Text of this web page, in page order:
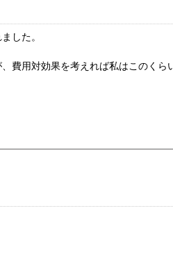
した。
費用対効果を考えれば私はこのくら